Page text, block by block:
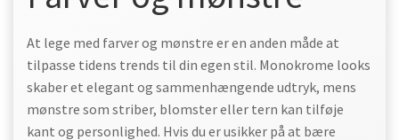
At lege med farver og mønstre er en anden måde at
tilpasse tidens trends til din egen stil. Monokrome looks
skaber et elegant og sammenhængende udtryk, mens
mønstre som striber, blomster eller tern kan tilføje
kant og personlighed. Hvis du er usikker på at bære